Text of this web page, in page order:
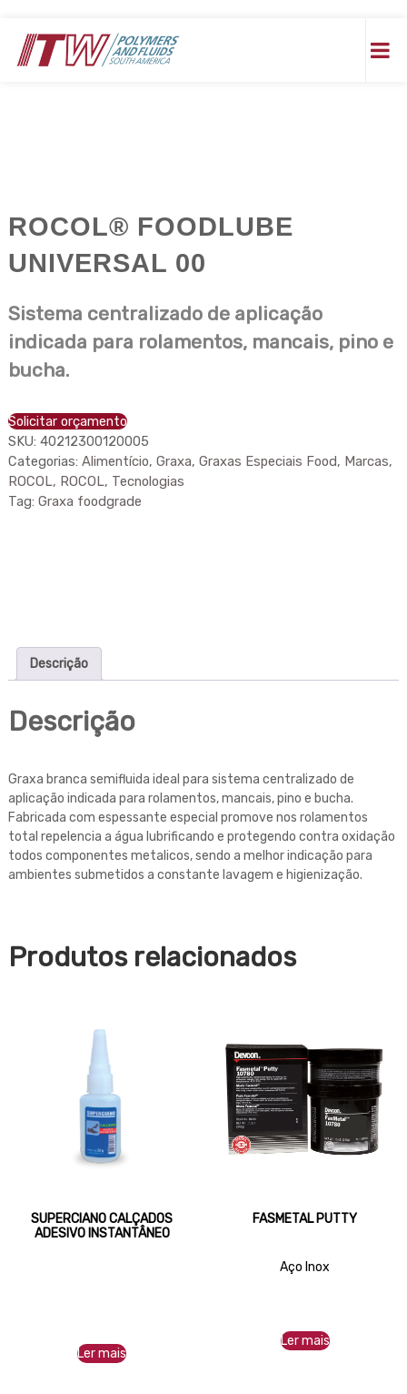
ROCOL® FOODLUBE
UNIVERSAL 00
Sistema centralizado de aplicação
indicada para rolamentos, mancais, pino e
bucha.
Solicitar orçamento
SKU: 40212300120005
Categorias: Alimentício, Graxa, Graxas Especiais Food, Marcas,
ROCOL, ROCOL, Tecnologias
Tag: Graxa foodgrade
Descrição
Descrição
Graxa branca semifluida ideal para sistema centralizado de
aplicação indicada para rolamentos, mancais, pino e bucha.
Fabricada com espessante especial promove nos rolamentos
total repelencia a água lubrificando e protegendo contra oxidação
todos componentes metalicos, sendo a melhor indicação para
ambientes submetidos a constante lavagem e higienização.
Produtos relacionados
SUPERCIANO CALÇADOS
ADESIVO INSTANTÂNEO
Ler mais
FASMETAL PUTTY
Aço Inox
Ler mais